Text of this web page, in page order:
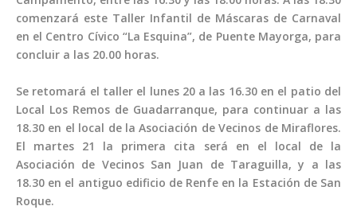
comenzará este Taller Infantil de Máscaras de Carnaval
en el Centro Cívico “La Esquina”, de Puente Mayorga, para
concluir a las 20.00 horas.
Se retomará el taller el lunes 20 a las 16.30 en el patio del
Local Los Remos de Guadarranque, para continuar a las
18.30 en el local de la Asociación de Vecinos de Miraflores.
El martes 21 la primera cita será en el local de la
Asociación de Vecinos San Juan de Taraguilla, y a las
18.30 en el antiguo edificio de Renfe en la Estación de San
Roque.